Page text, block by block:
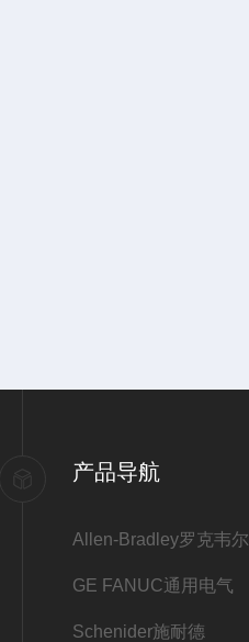
产品导航
Allen-Bradley罗克韦尔
GE FANUC通用电气
Schenider施耐德